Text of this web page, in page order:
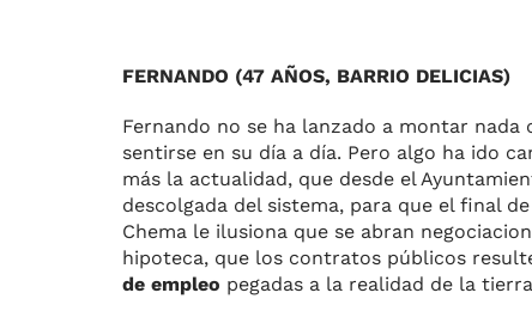
FERNANDO (47 AÑOS, BARRIO DELICIAS)
Fernando no se ha lanzado a montar
sentirse en su día a día. Pero algo ha ido
más la actualidad, que desde el
descolgada del sistema, para que el final
Chema le ilusiona que se abran
hipoteca, que los contratos públicos
de empleo pegadas a la realidad de la